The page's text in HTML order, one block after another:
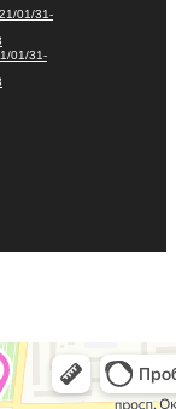
01/31-
01/31-